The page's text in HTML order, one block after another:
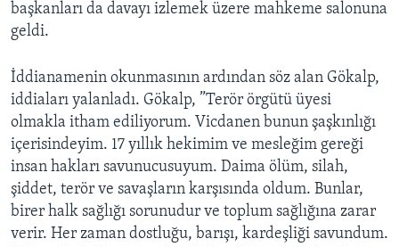
başkanları da davayı izlemek üzere mahkeme salonuna
geldi.
İddianamenin okunmasının ardından söz alan Gökalp,
iddiaları yalanladı. Gökalp, ”Terör örgütü üyesi
olmakla itham ediliyorum. Vicdanen bunun şaşkınlığı
içerisindeyim. 17 yıllık hekimim ve mesleğim gereği
insan hakları savunucusuyum. Daima ölüm, silah,
şiddet, terör ve savaşların karşısında oldum. Bunlar,
birer halk sağlığı sorunudur ve toplum sağlığına zarar
verir. Her zaman dostluğu, barışı, kardeşliği savundum.